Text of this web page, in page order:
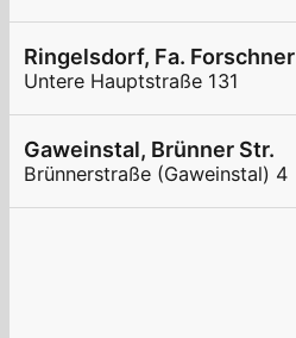
Ringelsdorf, Fa. Forschner
Untere Hauptstraße 131
Gaweinstal, Brünner Str.
Brünnerstraße (Gaweinstal) 4